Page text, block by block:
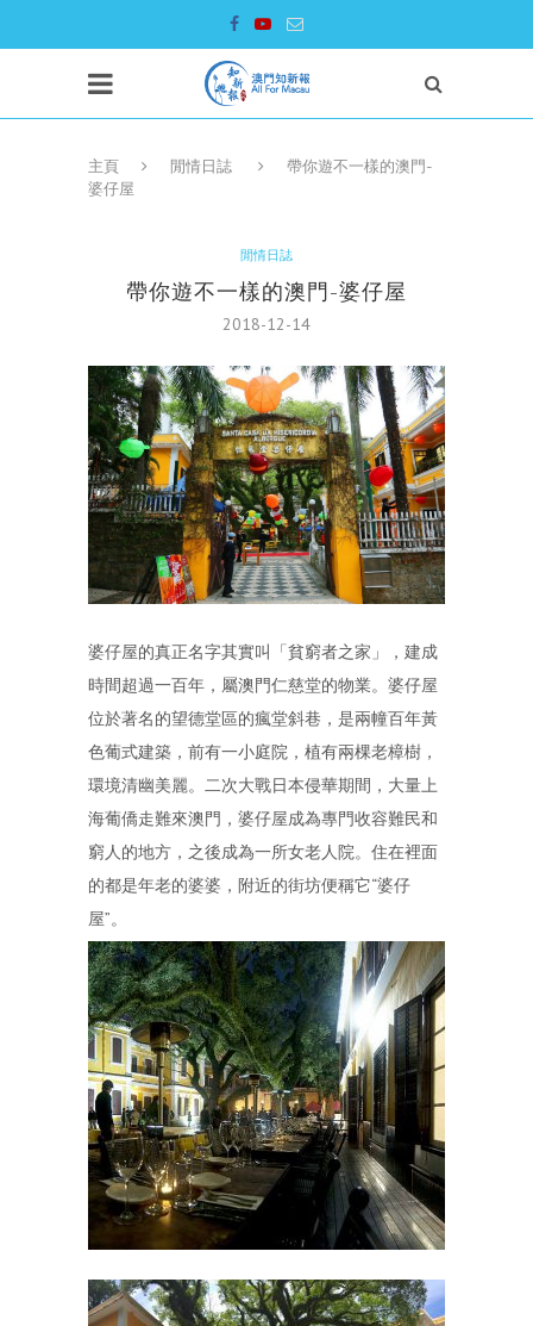
主頁 閒情日誌
帶你遊不一樣的澳門-
婆仔屋
閒情日誌
帶你遊不一樣的澳門-婆仔屋
2018-12-14
婆仔屋的真正名字其實叫「貧窮者之家」，建成
時間超過一百年，屬澳門仁慈堂的物業。婆仔屋
位於著名的望德堂區的瘋堂斜巷，是兩幢百年黃
色葡式建築，前有一小庭院，植有兩棵老樟樹，
環境清幽美麗。二次大戰日本侵華期間，大量上
海葡僑走難來澳門，婆仔屋成為專門收容難民和
窮人的地方，之後成為一所女老人院。住在裡面
的都是年老的婆婆，附近的街坊便稱它“婆仔
屋”。